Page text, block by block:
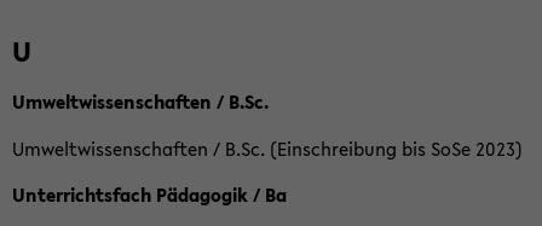
U
Umweltwissenschaften / B.Sc.
Umweltwissenschaften / B.Sc. (Einschreibung bis SoSe 2023)
Unterrichtsfach Pädagogik / Ba